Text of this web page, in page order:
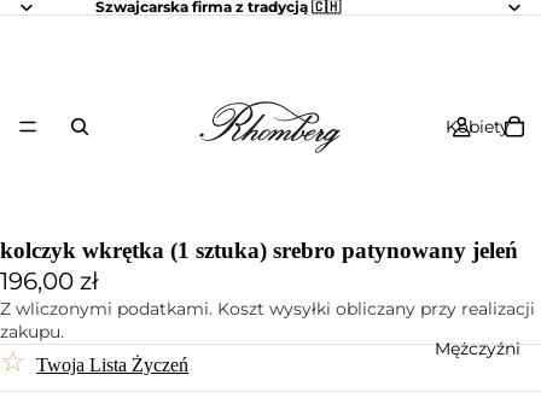
Szwajcarska firma z tradycją 🇨🇭
Kobiety
Mężczyźni
kolczyk wkrętka (1 sztuka) srebro patynowany jeleń
196,00 zł
Z wliczonymi podatkami. Koszt wysyłki obliczany przy realizacji
zakupu.
☆ Twoja Lista Życzeń